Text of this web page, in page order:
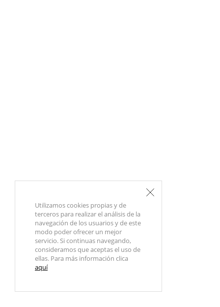
Utilizamos cookies propias y de
terceros para realizar el análisis de la
navegación de los usuarios y de este
modo poder ofrecer un mejor
servicio. Si continuas navegando,
consideramos que aceptas el uso de
ellas. Para más información clica
aquí